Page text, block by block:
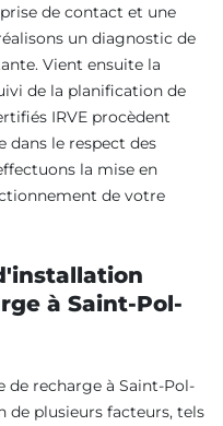
de contact et une
un diagnostic de
Vient ensuite la
de la planification de
IRVE procèdent
dans le respect des
la mise en
de votre
à Saint-Pol-
de recharge à Saint-Pol-
de plusieurs facteurs, tels